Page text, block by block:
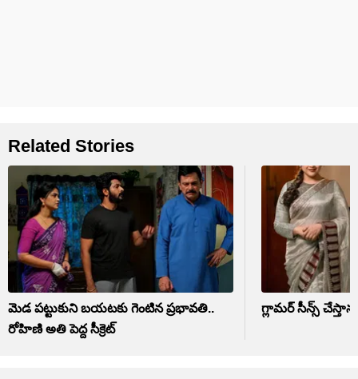
Related Stories
మెడ పట్టుకుని బయటకు గెంటిన ప్రభావతి..
రోహిణి అతి పెద్ద సీక్రెట్
గ్లామర్ సీన్స్